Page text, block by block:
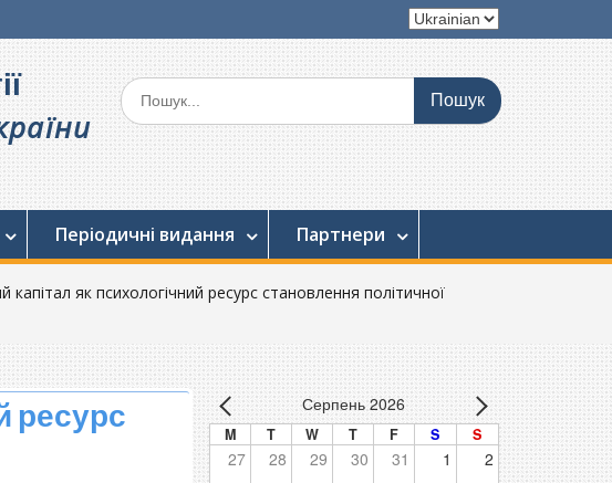
Вибрати
мову
Шукати:
Періодичні видання Партнери
капітал як психологічний ресурс становлення політичної
ресурс
Серпень 2026
M T W T F S S
27 28 29 30 31 1 2